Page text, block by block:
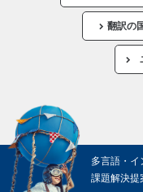
翻訳の
多言語・イ
課題解決提